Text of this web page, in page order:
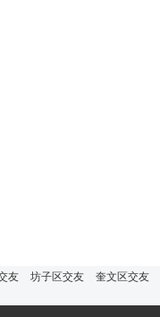
友 坊子区交友 奎文区交友